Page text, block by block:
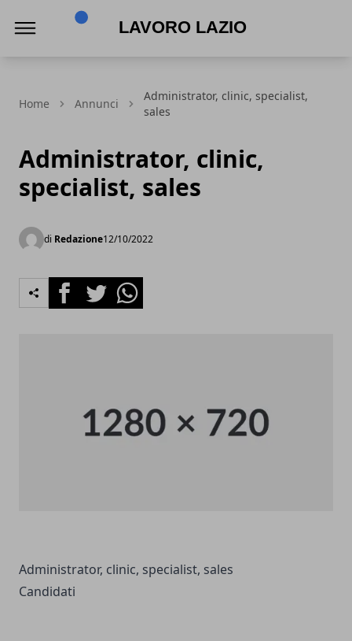
Home Annunci
Administrator, clinic, specialist,
sales
Administrator, clinic,
specialist, sales
di Redazione12/10/2022
FacebookTwitterWhatsapp
Administrator, clinic, specialist, sales
Candidati